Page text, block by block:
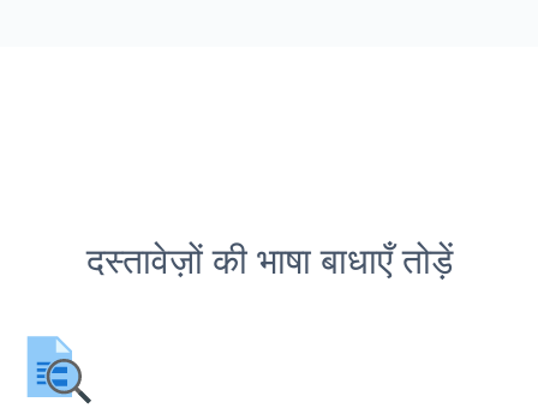
दस्तावेज़ों की भाषा बाधाएँ तोड़ें